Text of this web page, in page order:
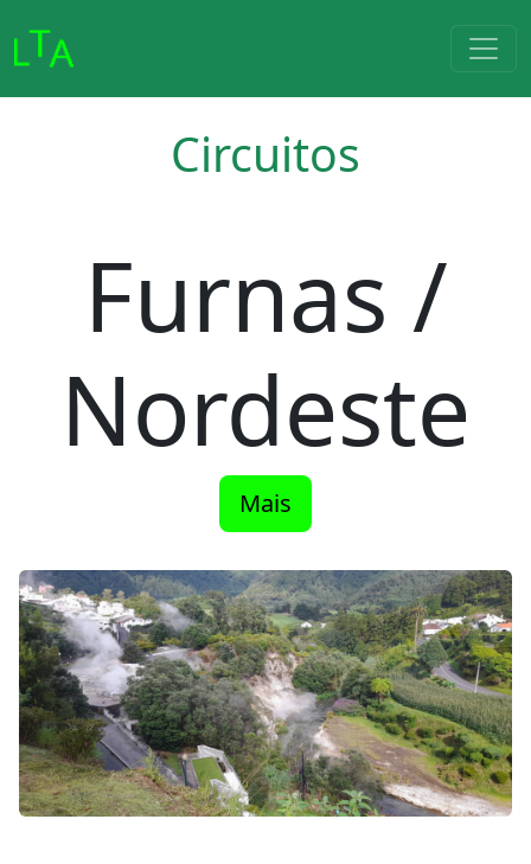
Circuitos
Furnas /
Nordeste
Mais